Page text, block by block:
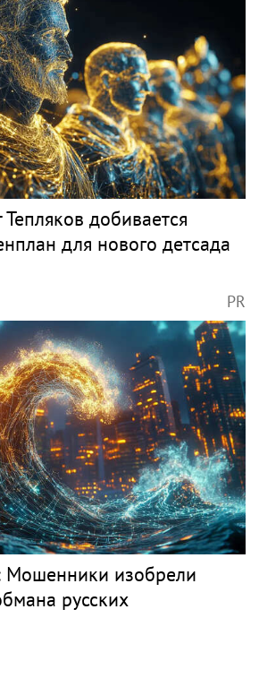
добивается
для нового детсада
PR
изобрели
русских